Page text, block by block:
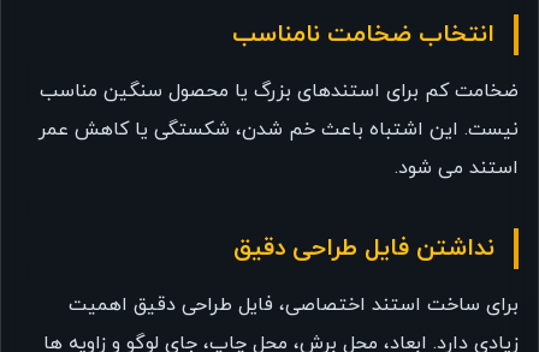
انتخاب ضخامت نامناسب
ضخامت کم برای استندهای بزرگ یا محصول سنگین مناسب
نیست. این اشتباه باعث خم شدن، شکستگی یا کاهش عمر
استند می شود.
نداشتن فایل طراحی دقیق
برای ساخت استند اختصاصی، فایل طراحی دقیق اهمیت
زیادی دارد. ابعاد، محل برش، محل چاپ، جای لوگو و زاویه ها